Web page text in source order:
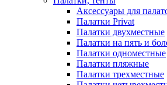
Аксессуары для
Палатки Privat
Палатки двухместные
Палатки на пять и
Палатки одноместные
Палатки пляжные
Палатки трехместные